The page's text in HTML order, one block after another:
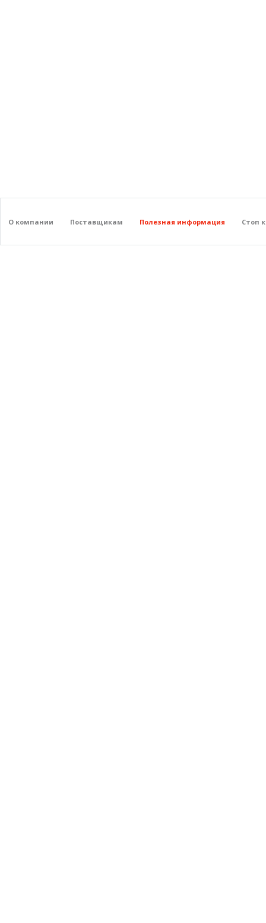
О компании Поставщикам Полезная информация Стоп